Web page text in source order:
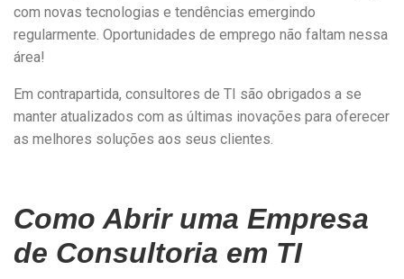
com novas tecnologias e tendências emergindo
regularmente. Oportunidades de emprego não faltam nessa
área!
Em contrapartida, consultores de TI são obrigados a se
manter atualizados com as últimas inovações para oferecer
as melhores soluções aos seus clientes.
Como Abrir uma Empresa
de Consultoria em TI